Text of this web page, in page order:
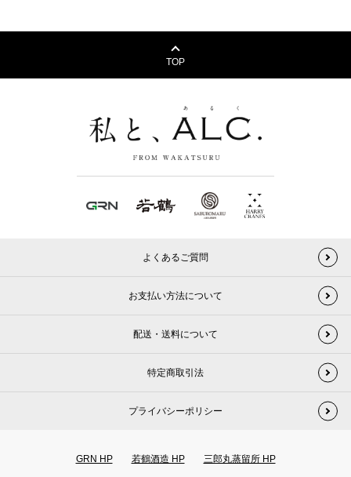
TOP
よくあるご質問
お支払い方法について
配送・送料について
特定商取引法
プライバシーポリシー
GRN HP 若鶴酒造 HP 三郎丸蒸留所 HP